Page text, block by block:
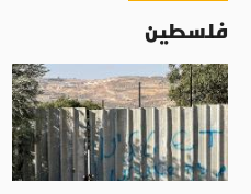
فلسطين